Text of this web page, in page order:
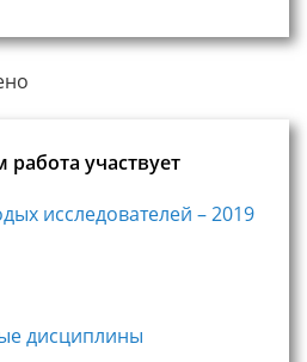
работа участвует
исследователей – 2019
дисциплины